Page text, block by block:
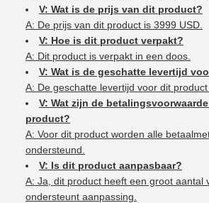
V: Wat is de prijs van dit product?
A: De prijs van dit product is 3999 USD.
V: Hoe is dit product verpakt?
A: Dit product is verpakt in een doos.
V: Wat is de geschatte levertijd
A: De geschatte levertijd voor dit product
V: Wat zijn de
product?
A: Voor dit product worden alle
ondersteund.
V: Is dit product aanpasbaar?
A: Ja, dit product heeft een groot aantal
ondersteunt aanpassing.